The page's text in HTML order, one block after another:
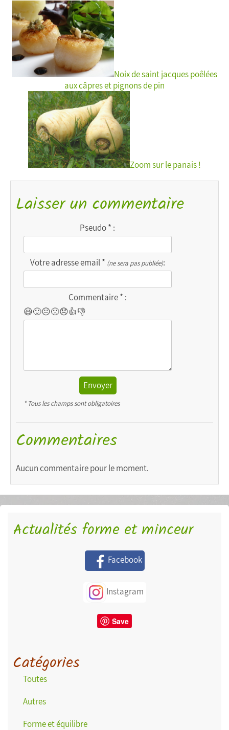
Noix de saint jacques poêlées
aux câpres et pignons de pin
Zoom sur le panais !
Laisser un commentaire
Pseudo * :
Votre adresse email * (ne sera pas publiée):
Commentaire * :
😃🙂😐🙁😞👍👎
Envoyer
* Tous les champs sont obligatoires
Commentaires
Aucun commentaire pour le moment.
Actualités forme et minceur
Facebook
Instagram
Save
Catégories
Toutes
Autres
Forme et équilibre